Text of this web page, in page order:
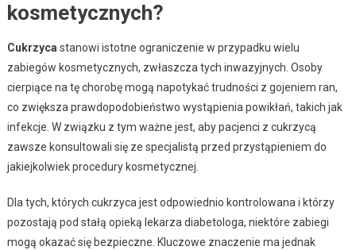
kosmetycznych?
Cukrzyca stanowi istotne ograniczenie w przypadku wielu
zabiegów kosmetycznych, zwłaszcza tych inwazyjnych. Osoby
cierpiące na tę chorobę mogą napotykać trudności z gojeniem ran,
co zwiększa prawdopodobieństwo wystąpienia powikłań, takich jak
infekcje. W związku z tym ważne jest, aby pacjenci z cukrzycą
zawsze konsultowali się ze specjalistą przed przystąpieniem do
jakiejkolwiek procedury kosmetycznej.
Dla tych, których cukrzyca jest odpowiednio kontrolowana i którzy
pozostają pod stałą opieką lekarza diabetologa, niektóre zabiegi
mogą okazać się bezpieczne. Kluczowe znaczenie ma jednak